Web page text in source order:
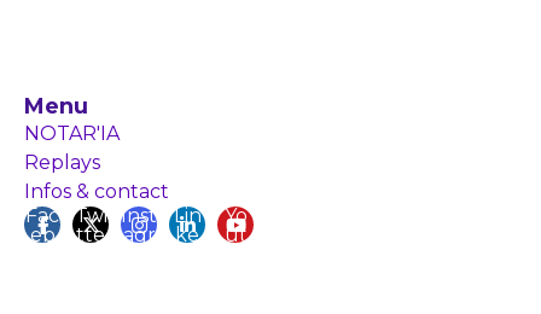
Menu
NOTAR'IA
Replays
Infos & contact
Fac
eb
Twi
tte
Inst
agr
Lin
ke
Yo
ut